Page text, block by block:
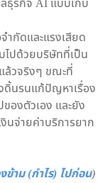
ธุรกิจ AI แบบเก็บ
กัดและแรงเสียด
ไปด้วยบริษัทที่เป็น
ล้วจริงๆ ขณะที่
นรนแก้ปัญหาเรื่อง
องตัวเอง และยัง
จ่ายค่าบริการยาก
าม (กำไร) ไปก่อน)